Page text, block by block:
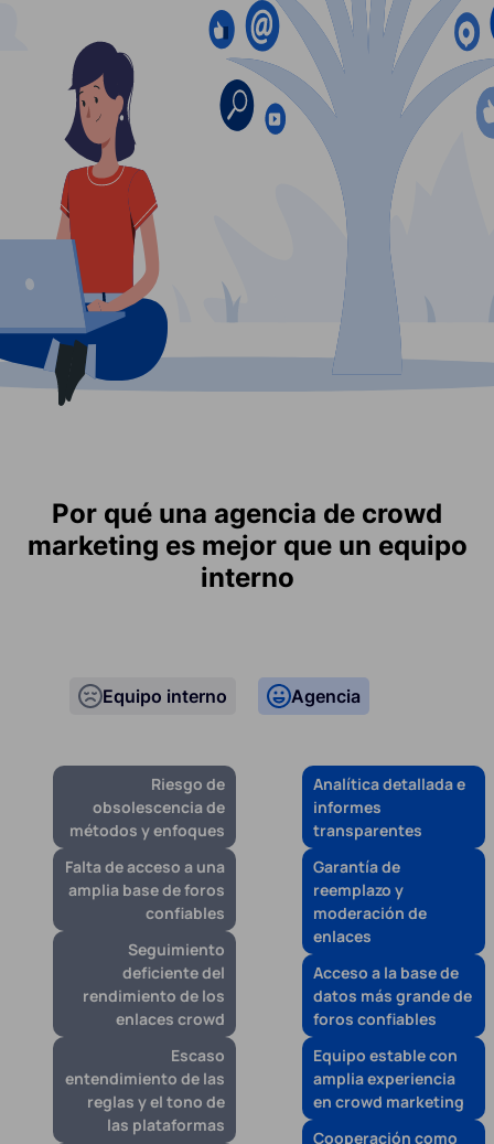
Por qué una agencia de crowd
marketing es mejor que un equipo
interno
Equipo interno
Riesgo de
obsolescencia de
métodos y enfoques
Falta de acceso a una
amplia base de foros
confiables
Seguimiento
deficiente del
rendimiento de los
enlaces crowd
Escaso
entendimiento de las
reglas y el tono de
las plataformas
Agencia
Analítica detallada e
informes
transparentes
Garantía de
reemplazo y
moderación de
enlaces
Acceso a la base de
datos más grande de
foros confiables
Equipo estable con
amplia experiencia
en crowd marketing
Cooperación como